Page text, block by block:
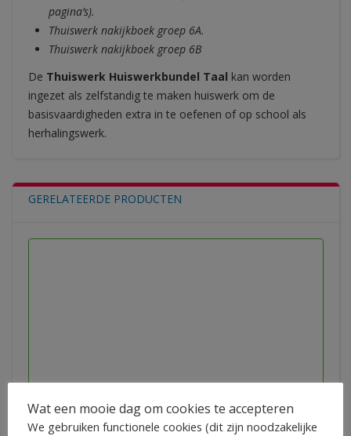
pagina’s).
Thuiswerk nakijkboek groep 6A.
Thuiswerk nakijkboek groep 6B
De Thuiswerk Huiswerkbundel Taal kan worden
ingezet als zelfstandig te maken huiswerk om de
basisvaardigheden extra in te oefenen of op school als
herhalingswerk.
GERELATEERDE PRODUCTEN
Wat een mooie dag om cookies te accepteren
We gebruiken functionele cookies (dit zijn noodzakelijke